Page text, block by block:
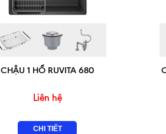
CHẬU 1 HỐ RUVITA 680
Liên hệ
CHI TIẾT